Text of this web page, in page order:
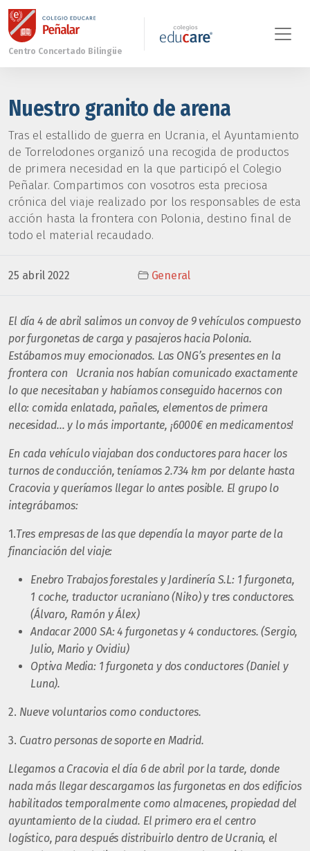
Nuestro granito de arena
Tras el estallido de guerra en Ucrania, el Ayuntamiento
de Torrelodones organizó una recogida de productos
de primera necesidad en la que participó el Colegio
Peñalar. Compartimos con vosotros esta preciosa
crónica del viaje realizado por los responsables de esta
acción hasta la frontera con Polonia, destino final de
todo el material recaudado.
25 abril 2022 General
El día 4 de abril salimos un convoy de 9 vehículos compuesto
por furgonetas de carga y pasajeros hacia Polonia.
Estábamos muy emocionados. Las ONG’s presentes en la
frontera con Ucrania nos habían comunicado exactamente
lo que necesitaban y habíamos conseguido hacernos con
ello: comida enlatada, pañales, elementos de primera
necesidad… y lo más importante, ¡6000€ en medicamentos!
En cada vehículo viajaban dos conductores para hacer los
turnos de conducción, teníamos 2.734 km por delante hasta
Cracovia y queríamos llegar lo antes posible. El grupo lo
integrábamos:
1.Tres empresas de las que dependía la mayor parte de la
financiación del viaje:
Enebro Trabajos forestales y Jardinería S.L: 1 furgoneta,
1 coche, traductor ucraniano (Niko) y tres conductores.
(Álvaro, Ramón y Álex)
Andacar 2000 SA: 4 furgonetas y 4 conductores. (Sergio,
Julio, Mario y Ovidiu)
Optiva Media: 1 furgoneta y dos conductores (Daniel y
Luna).
2. Nueve voluntarios como conductores.
3. Cuatro personas de soporte en Madrid.
Llegamos a Cracovia el día 6 de abril por la tarde, donde
nada más llegar descargamos las furgonetas en dos edificios
habilitados temporalmente como almacenes, propiedad del
ayuntamiento de la ciudad. El primero era el centro
logístico, para después distribuirlo dentro de Ucrania, el